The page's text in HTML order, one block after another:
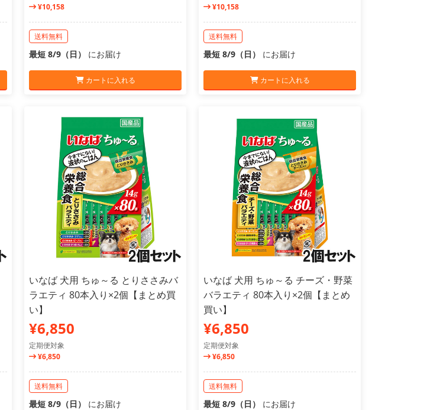
¥10,158
送料無料
最短 8/9（日） にお届け
カートに入れる
¥10,158
送料無料
最短 8/9（日） にお届け
カートに入れる
いなば 犬用 ちゅ～る とりささみバ
ラエティ 80本入り×2個【まとめ買
い】
¥6,850
定期便対象
¥6,850
送料無料
最短 8/9（日） にお届け
いなば 犬用 ちゅ～る チーズ・野菜
バラエティ 80本入り×2個【まとめ
買い】
¥6,850
定期便対象
¥6,850
送料無料
最短 8/9（日） にお届け